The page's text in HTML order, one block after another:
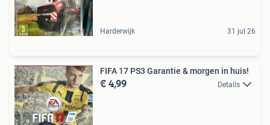
Harderwijk 31 jul 26
FIFA 17 PS3 Garantie & morgen in huis!
€ 4,99 Details